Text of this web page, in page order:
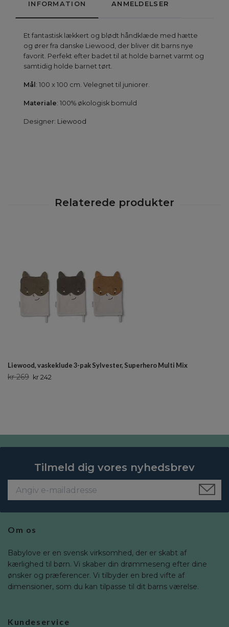
INFORMATION ANMELDELSER
Et fantastisk lækkert og blødt håndklæde med hætte
og ører fra danske Liewood, der bliver dit barns nye
favorit. Perfekt efter badet til at holde barnet varmt og
samtidig holde barnet tørt.
Mål : 100 x 100 cm. Velegnet til juniorer.
Materiale: 100% økologisk bomuld
Designer: Liewood
Liewood, vaskeklude 3-pak Sylvester, Superhero Multi Mix
kr 269 kr 242
Tilmeld dig vores nyhedsbrev
Om os
Babylove er en svensk virksomhed, der er skabt af
kærlighed til børn. Vi skaber din drømmeseng efter dine
ønsker og præferencer. Vi tilbyder en bred vifte af
dimensioner, som du kan tilpasse til dit barns værelse.
Kundeservice